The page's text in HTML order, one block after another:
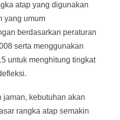
atap yang digunakan
yang umum
berdasarkan peraturan
serta menggunakan
untuk menghitung tingkat
jaman, kebutuhan akan
rangka atap semakin